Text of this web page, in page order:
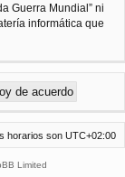
Guerra Mundial” ni
informática que
horarios son UTC+02:00
Limited